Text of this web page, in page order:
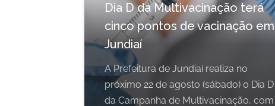
Dia D da Multivacinação terá
cinco pontos de vacinação em
Jundiaí
A Prefeitura de Jundiaí realiza no
próximo 22 de agosto (sábado) o Dia D
da Campanha de Multivacinação, com